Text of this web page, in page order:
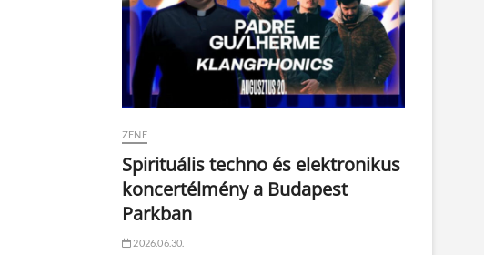
ZENE
Spirituális techno és elektronikus
koncertélmény a Budapest
Parkban
2026.06.30.